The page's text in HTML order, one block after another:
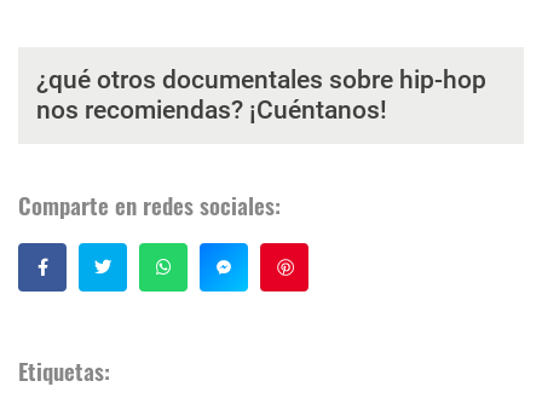
¿qué otros documentales sobre hip-hop
nos recomiendas? ¡Cuéntanos!
Comparte en redes sociales:
Etiquetas: